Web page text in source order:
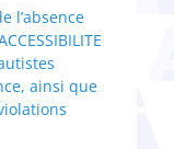
l’absence
ainsi que